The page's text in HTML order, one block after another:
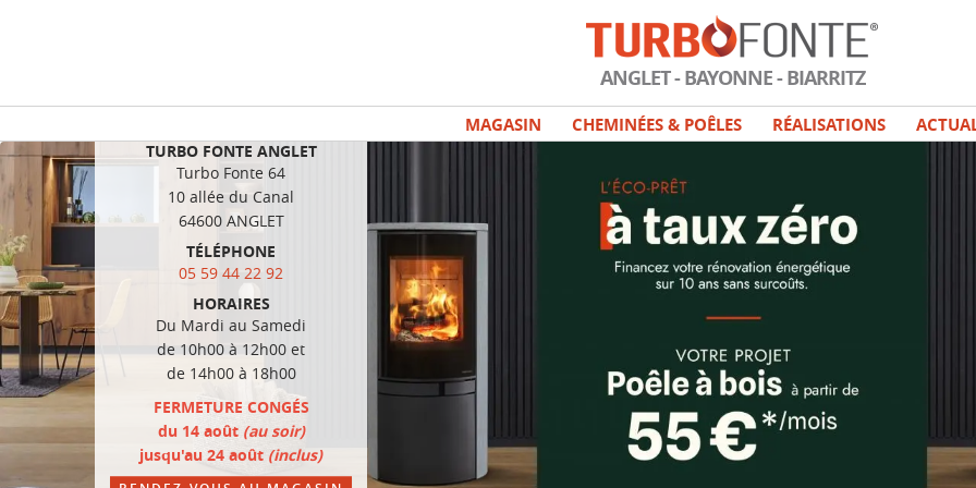
ANGLET - BAYONNE - BIARRITZ
MAGASIN CHEMINÉES & POÊLES RÉALISATIONS
TURBO FONTE ANGLET
Turbo Fonte 64
10 allée du Canal
64600 ANGLET
TÉLÉPHONE
05 59 44 22 92
HORAIRES
Du Mardi au Samedi
de 10h00 à 12h00 et
de 14h00 à 18h00
FERMETURE CONGÉS
du 14 août(au soir)
jusqu'au 24 août (inclus)